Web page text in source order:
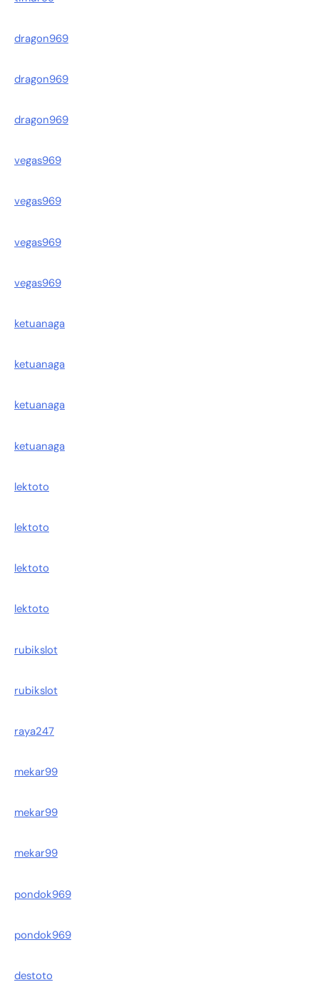
dragon969
dragon969
dragon969
vegas969
vegas969
vegas969
vegas969
ketuanaga
ketuanaga
ketuanaga
ketuanaga
lektoto
lektoto
lektoto
lektoto
rubikslot
rubikslot
raya247
mekar99
mekar99
mekar99
pondok969
pondok969
destoto